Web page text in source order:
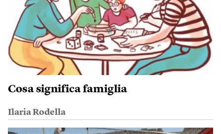
Cosa significa famiglia
Ilaria Rodella